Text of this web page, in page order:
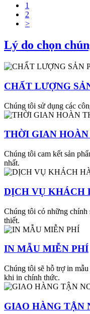
1
2
>
Lý do chọn
CHẤT LƯỢNG
Chúng tôi sử dụng các
THỜI GIAN
Chúng tôi cam kết sản
nhất.
DỊCH VỤ KHÁCH
Chúng tôi có những chính
thiết.
IN MẪU MIỄN PHÍ
Chúng tôi sẽ hỗ trợ in
khi in chính thức.
GIAO HÀNG TẬN